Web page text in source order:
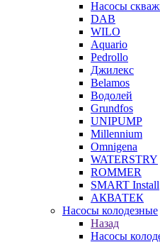
Насосы
DAB
WILO
Aquario
Pedrollo
Джилекс
Belamos
Водолей
Grundfos
UNIPUMP
Millennium
Omnigena
WATERSTRY
ROMMER
SMART Install
АКВАТЕК
Насосы колодезные
Назад
Насосы